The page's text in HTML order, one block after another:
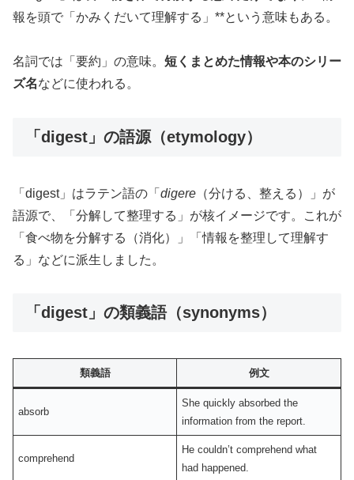
報を頭で「かみくだいて理解する」**という意味もある。
名詞では「要約」の意味。 短くまとめた情報や本のシリー
ズ名などに使われる。
「digest」の語源（etymology）
「digest」はラテン語の「 digere （分ける、整える）」が
語源で、「分解して整理する」が核イメージです。これが
「食べ物を分解する（消化）」「情報を整理して理解す
る」などに派生しました。
「digest」の類義語（synonyms）
類義語 例文
absorb
She quickly absorbed the
information from the report.
comprehend
He couldn’t comprehend what
had happened.